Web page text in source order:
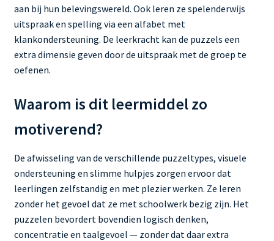
aan bij hun belevingswereld. Ook leren ze spelenderwijs
uitspraak en spelling via een alfabet met
klankondersteuning. De leerkracht kan de puzzels een
extra dimensie geven door de uitspraak met de groep te
oefenen.
Waarom is dit leermiddel zo
motiverend?
De afwisseling van de verschillende puzzeltypes, visuele
ondersteuning en slimme hulpjes zorgen ervoor dat
leerlingen zelfstandig en met plezier werken. Ze leren
zonder het gevoel dat ze met schoolwerk bezig zijn. Het
puzzelen bevordert bovendien logisch denken,
concentratie en taalgevoel — zonder dat daar extra